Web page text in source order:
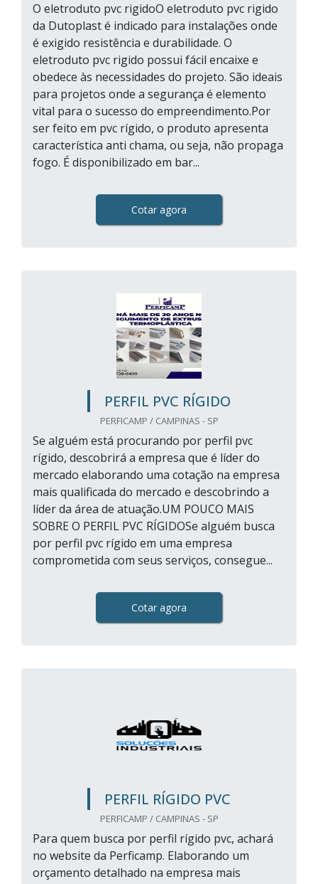
O eletroduto pvc rigidoO eletroduto pvc rigido
da Dutoplast é indicado para instalações onde
é exigido resistência e durabilidade. O
eletroduto pvc rigido possui fácil encaixe e
obedece às necessidades do projeto. São ideais
para projetos onde a segurança é elemento
vital para o sucesso do empreendimento.Por
ser feito em pvc rígido, o produto apresenta
característica anti chama, ou seja, não propaga
fogo. É disponibilizado em bar...
Cotar agora
PERFIL PVC RÍGIDO
PERFICAMP / CAMPINAS - SP
Se alguém está procurando por perfil pvc
rígido, descobrirá a empresa que é líder do
mercado elaborando uma cotação na empresa
mais qualificada do mercado e descobrindo a
líder da área de atuação.UM POUCO MAIS
SOBRE O PERFIL PVC RÍGIDOSe alguém busca
por perfil pvc rígido em uma empresa
comprometida com seus serviços, consegue...
Cotar agora
PERFIL RÍGIDO PVC
PERFICAMP / CAMPINAS - SP
Para quem busca por perfil rígido pvc, achará
no website da Perficamp. Elaborando um
orçamento detalhado na empresa mais